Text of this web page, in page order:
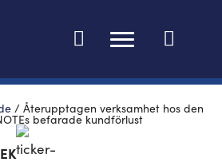
/Återupptagen verksamhet hos den
befarade kundförlust